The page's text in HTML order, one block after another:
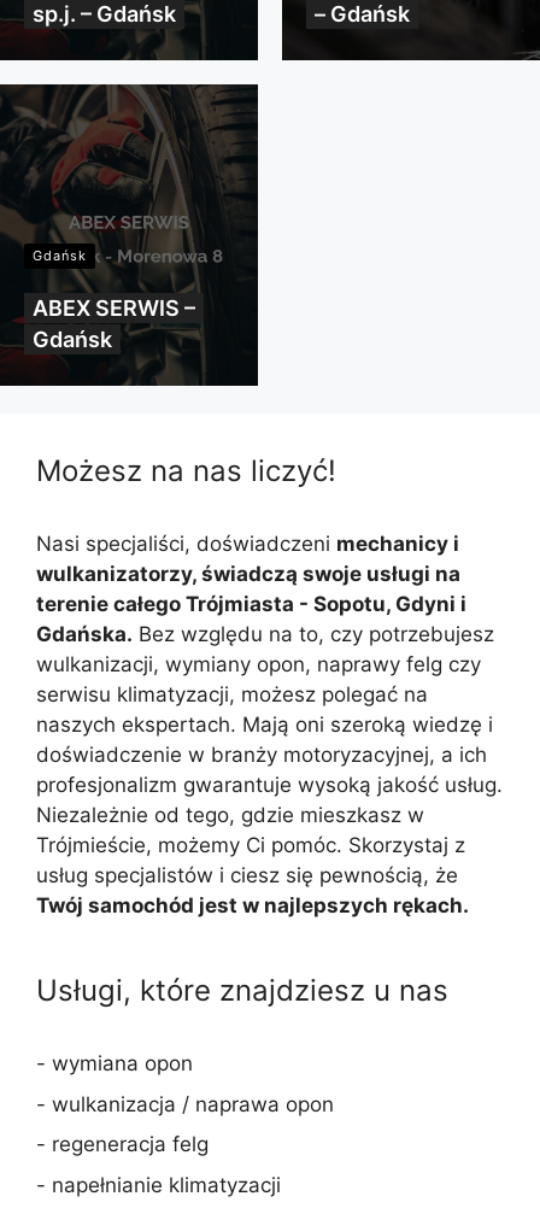
sp.j. – Gdańsk
– Gdańsk
Gdańsk
ABEX SERWIS –
Gdańsk
Możesz na nas liczyć!
Nasi specjaliści, doświadczeni mechanicy i
wulkanizatorzy, świadczą swoje usługi na
terenie całego Trójmiasta - Sopotu, Gdyni i
Gdańska. Bez względu na to, czy potrzebujesz
wulkanizacji, wymiany opon, naprawy felg czy
serwisu klimatyzacji, możesz polegać na
naszych ekspertach. Mają oni szeroką wiedzę i
doświadczenie w branży motoryzacyjnej, a ich
profesjonalizm gwarantuje wysoką jakość usług.
Niezależnie od tego, gdzie mieszkasz w
Trójmieście, możemy Ci pomóc. Skorzystaj z
usług specjalistów i ciesz się pewnością, że
Twój samochód jest w najlepszych rękach.
Usługi, które znajdziesz u nas
- wymiana opon
- wulkanizacja / naprawa opon
- regeneracja felg
- napełnianie klimatyzacji